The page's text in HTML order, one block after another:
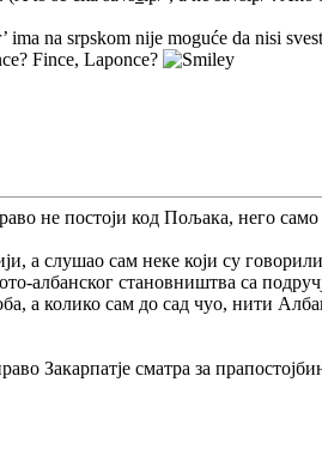
na srpskom nije moguće da nisi
Fince, Laponce?
не постоји код Пољака, него
а слушао сам неке који су
албанског становништва са
а колико сам до сад чуо, нити
Закарпатје сматра за